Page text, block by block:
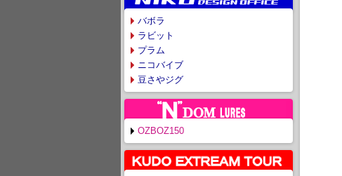
バボラ
ラビット
プラム
ニコバイブ
豆さやジグ
OZBOZ150